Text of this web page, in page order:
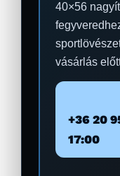
40×56
vásárlás
+36 20
17:00